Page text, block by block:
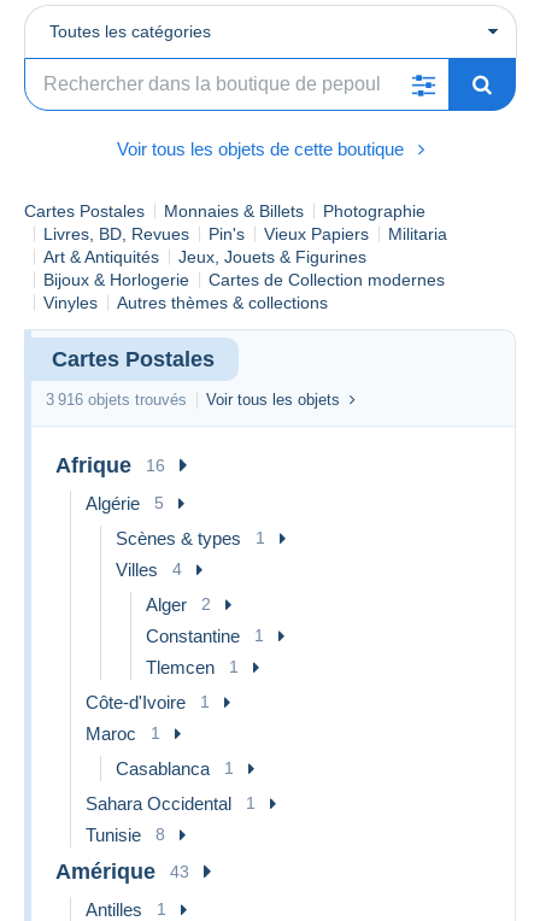
Comme il s'agit d'une vente privée, aucune garantie ne
peut être donnée en vertu du nouveau droit de l'UE.
L'acheteur est d'accord et le reconnaît , avec son offre.
Selon la nouvelle législation de l'UE, cet ajout doit être
inclus dans chaque vente aux enchères en ligne, sinon le
pour les biens vendus.
Toutes les catégories
Voir tous les objets de cette boutique
Cartes Postales Monnaies & Billets
Photographie
Livres, BD, Revues
Pin's Vieux Papiers
Militaria
Art & Antiquités
Jeux, Jouets & Figurines
Bijoux & Horlogerie
Cartes de Collection modernes
Vinyles
Autres thèmes & collections
Cartes Postales
3 916 objets trouvés Voir tous les objets
Afrique 16
Algérie 5
Scènes & types 1
Villes 4
Alger 2
Constantine 1
Tlemcen 1
Côte-d'Ivoire 1
Maroc 1
Casablanca 1
Sahara Occidental 1
Tunisie 8
Amérique 43
Antilles 1